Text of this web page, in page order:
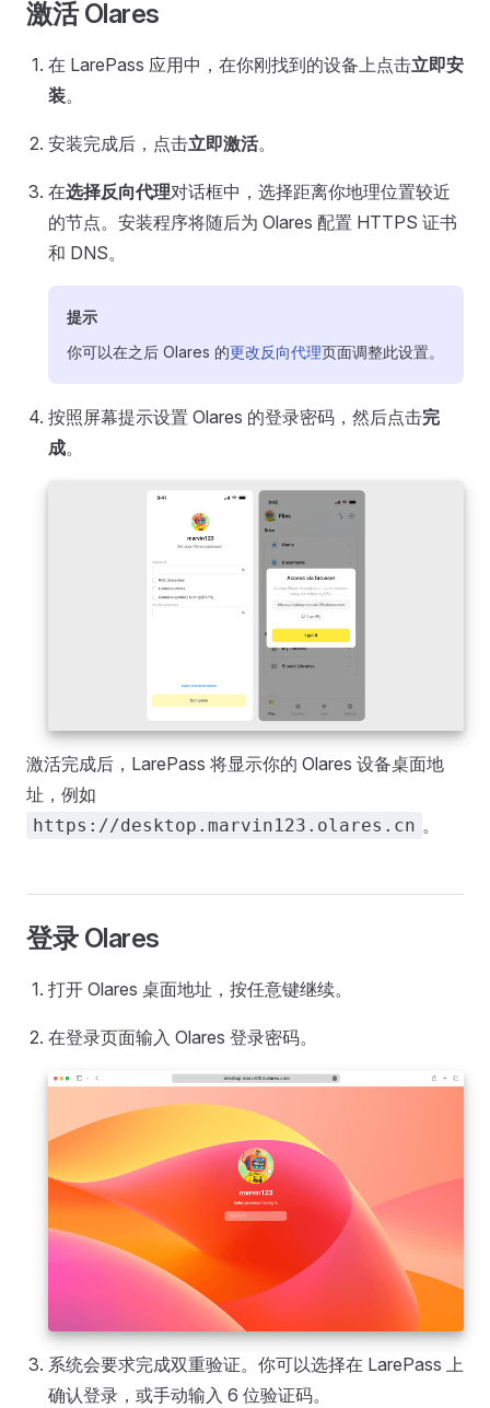
激活 Olares
在 LarePass 应用中，在你刚找到的设备上点击立即安
装。
安装完成后，点击立即激活。
在选择反向代理对话框中，选择距离你地理位置较近
的节点。安装程序将随后为 Olares 配置 HTTPS 证书
和 DNS。
提示
你可以在之后 Olares 的更改反向代理页面调整此设置。
按照屏幕提示设置 Olares 的登录密码，然后点击完
成。
激活完成后，LarePass 将显示你的 Olares 设备桌面地
址，例如
https://desktop.marvin123.olares.cn 。
登录 Olares
打开 Olares 桌面地址，按任意键继续。
在登录页面输入 Olares 登录密码。
系统会要求完成双重验证。你可以选择在 LarePass 上
确认登录，或手动输入 6 位验证码。